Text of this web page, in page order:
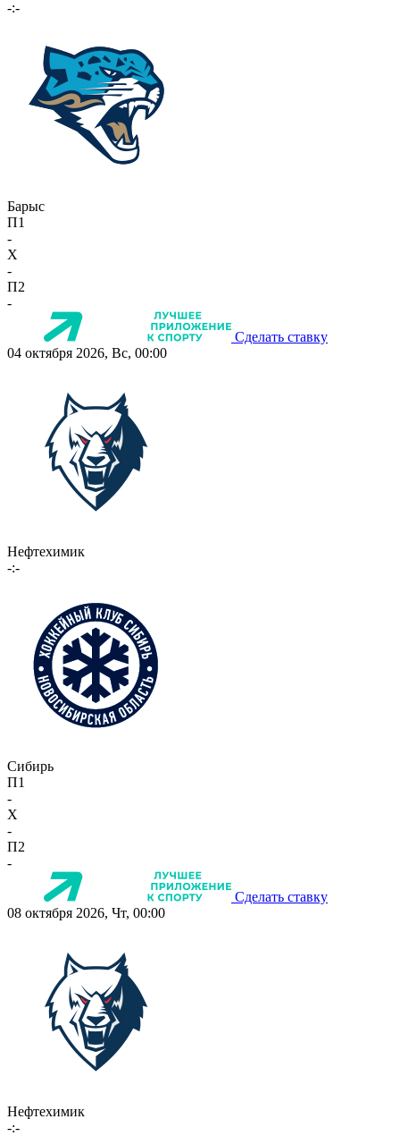
-:-
Барыс
П1
-
X
-
П2
-
Сделать ставку
04 октября 2026, Вс, 00:00
Нефтехимик
-:-
Сибирь
П1
-
X
-
П2
-
Сделать ставку
08 октября 2026, Чт, 00:00
Нефтехимик
-:-